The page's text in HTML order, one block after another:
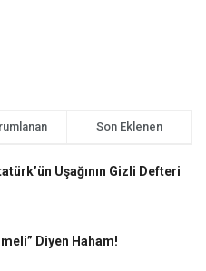
Son Eklenen
Uşağının Gizli Defteri
Diyen Haham!